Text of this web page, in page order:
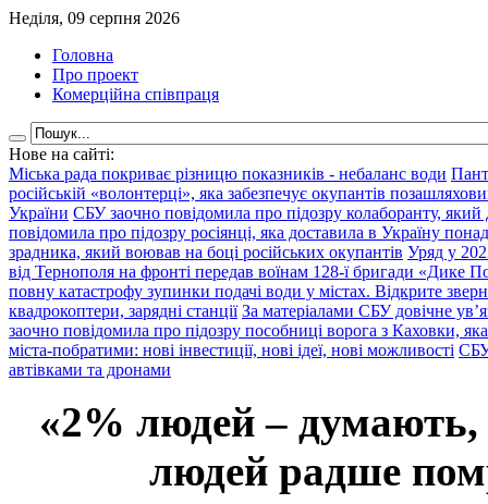
Неділя, 09 серпня 2026
Головна
Про проект
Комерційна співпраця
Нове на сайті:
Міська рада покриває різницю показників - небаланс води
російській «волонтерці», яка забезпечує окупантів
України СБУ заочно повідомила про підозру колаборанту,
повідомила про підозру росіянці, яка доставила в Україну
зрадника, який воював на боці російських окупантів Уряд у
від Тернополя на фронті передав воїнам 128-ї бригади «Дике
повну катастрофу зупинки подачі води у містах. Відкрите
квадрокоптери, зарядні станції За матеріалами СБУ довічне
заочно повідомила про підозру пособниці ворога з Каховки,
міста-побратими: нові інвестиції, нові ідеї, нові можливості СБУ
автівками та дронами
«2% людей –
людей радше